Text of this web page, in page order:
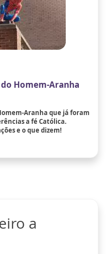
Homem-Aranha
Aranha que já foram
a fé Católica.
e o que dizem!
a